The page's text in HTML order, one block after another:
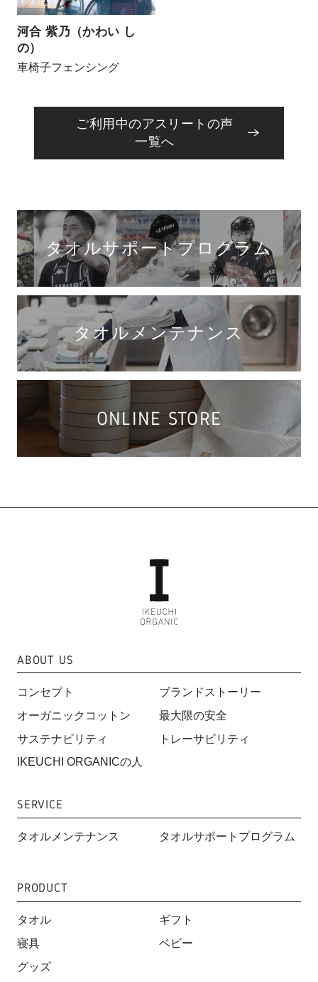
河合 紫乃（かわい し
の）
車椅子フェンシング
ご利用中のアスリートの声
一覧へ
タオルサポートプログラム
タオルメンテナンス
ONLINE STORE
ABOUT US
コンセプト
ブランドストーリー
オーガニックコットン
最大限の安全
サステナビリティ
トレーサビリティ
IKEUCHI ORGANICの人
SERVICE
タオルメンテナンス タオルサポートプログラム
PRODUCT
タオル
ギフト
寝具
ベビー
グッズ